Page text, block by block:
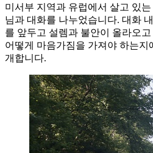
미서부 지역과 유럽에서 살고 있
님과 대화를 나누었습니다. 대화
를 앞두고 설렘과 불안이 올라오
어떻게 마음가짐을 가져야 하는지
개합니다.